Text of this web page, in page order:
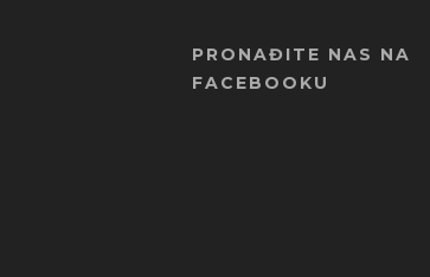
PRONAĐITE NAS NA
FACEBOOKU